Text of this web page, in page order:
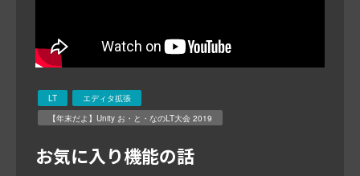
LT
エディタ拡張
【年末だよ】Unity お・と・なのLT大会 2019
お気に入り機能の話